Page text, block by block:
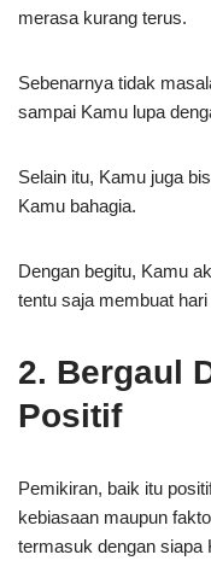
merasa kurang terus.
Sebenarnya tidak
sampai Kamu lupa
Selain itu, Kamu juga
Kamu bahagia.
Dengan begitu, Kamu
tentu saja membuat
2. Bergaul
Positif
Pemikiran, baik itu
kebiasaan maupun
termasuk dengan siapa